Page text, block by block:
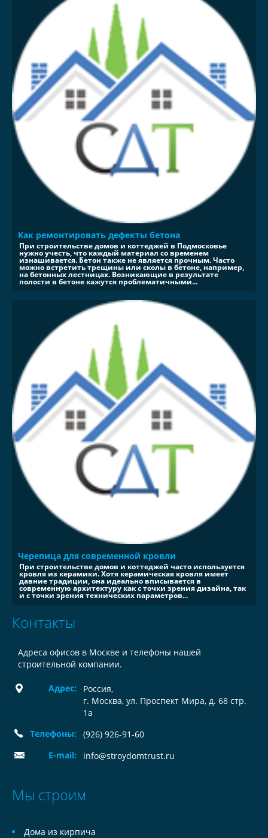
Как ремонтировать дефекты бетона
При строительстве домов и коттеджей в Подмосковье
нужно учесть, что каждый материал со временем
изнашивается. Бетон также не является прочным. Часто
можно встретить трещины или сколы в бетоне, например,
на бетонных лестницах. Возникающие в результате
полости в бетоне кажутся проблематичными...
Черепица для современной кровли
При строительстве домов и коттеджей часто используется
кровля из керамики. Хотя керамическая кровля имеет
давние традиции, она идеально вписывается в
современную архитектуру как с точки зрения дизайна, так
и с точки зрения технических параметров...
Контакты
Адреса офисов в Москве и телефоны нашей
строительной компании.
Адрес: Россия,
г. Москва, ул. Проспект Мира, д. 68 стр.
1а
Телефоны:
(926) 926-91-60
E-mail:
info@stroydomtrust.ru
Мы строим
Дома из кирпича